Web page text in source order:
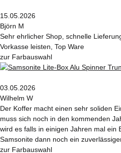
15.05.2026
Björn M
Sehr ehrlicher Shop, schnelle
Vorkasse leisten, Top Ware
zur Farbauswahl
03.05.2026
Wilhelm W
Der Koffer macht einen sehr soliden
muss sich noch in den kommenden
wird es falls in einigen Jahren mal ein
Samsonite dann noch ein
zur Farbauswahl